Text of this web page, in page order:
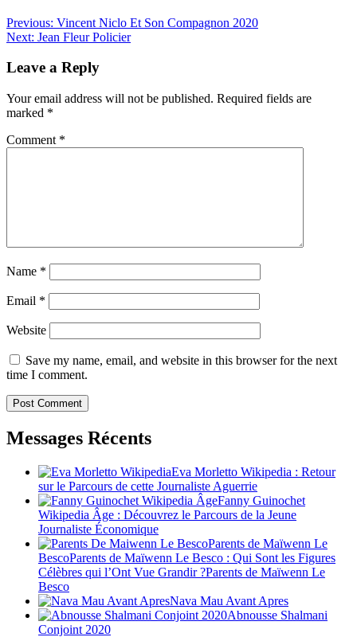
Previous: Vincent Niclo Et Son Compagnon 2020
Next: Jean Fleur Policier
Leave a Reply
Your email address will not be published. Required fields are
marked *
Comment *
Name *
Email *
Website
Save my name, email, and website in this browser for the next
time I comment.
Messages Récents
Eva Morletto Wikipedia : Retour
sur le Parcours de cette Journaliste Aguerrie
Fanny Guinochet
Wikipedia Âge : Découvrez le Parcours de la Jeune
Journaliste Économique
Parents de Maïwenn Le
BescoParents de Maïwenn Le Besco : Qui Sont les Figures
Célèbres qui l’Ont Vue Grandir ?Parents de Maïwenn Le
Besco
Nava Mau Avant Apres
Abnousse Shalmani
Conjoint 2020